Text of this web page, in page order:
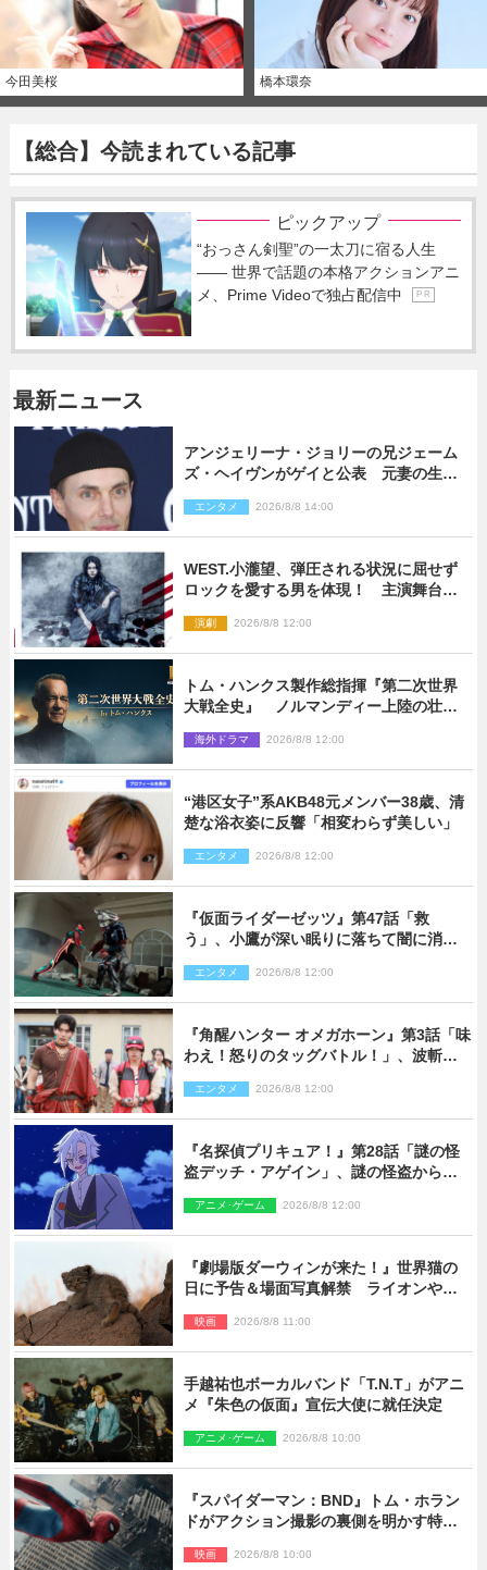
今田美桜 橋本環奈
【総合】今読まれている記事
ピックアップ
“おっさん剣聖”の一太刀に宿る人生
―― 世界で話題の本格アクションアニ
メ、Prime Videoで独占配信中
P R
最新ニュース
アンジェリーナ・ジョリーの兄ジェーム
ズ・ヘイヴンがゲイと公表 元妻の生配
エンタメ 2026/8/8 14:00
WEST.小瀧望、弾圧される状況に屈せず
ロックを愛する男を体現！ 主演舞台
演劇 2026/8/8 12:00
トム・ハンクス製作総指揮『第二次世界
大戦全史』 ノルマンディー上陸の壮絶
海外ドラマ 2026/8/8 12:00
“港区女子”系AKB48元メンバー38歳、清
楚な浴衣姿に反響「相変わらず美しい」
エンタメ 2026/8/8 12:00
『仮面ライダーゼッツ』第47話「救
う」、小鷹が深い眠りに落ちて闇に消え
エンタメ 2026/8/8 12:00
『角醒ハンター オメガホーン』第3話「味
わえ！怒りのタッグバトル！」、波斬の
エンタメ 2026/8/8 12:00
『名探偵プリキュア！』第28話「謎の怪
盗デッチ・アゲイン」、謎の怪盗から不
アニメ･ゲーム 2026/8/8 12:00
『劇場版ダーウィンが来た！』世界猫の
日に予告＆場面写真解禁 ライオンやマ
映画 2026/8/8 11:00
手越祐也ボーカルバンド「T.N.T」がアニ
メ『朱色の仮面』宣伝大使に就任決定
アニメ･ゲーム 2026/8/8 10:00
『スパイダーマン：BND』トム・ホラン
ドがアクション撮影の裏側を明かす特別
映画 2026/8/8 10:00